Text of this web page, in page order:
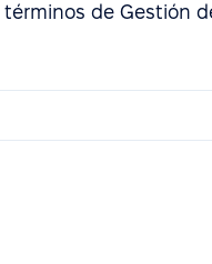
términos de Gestión